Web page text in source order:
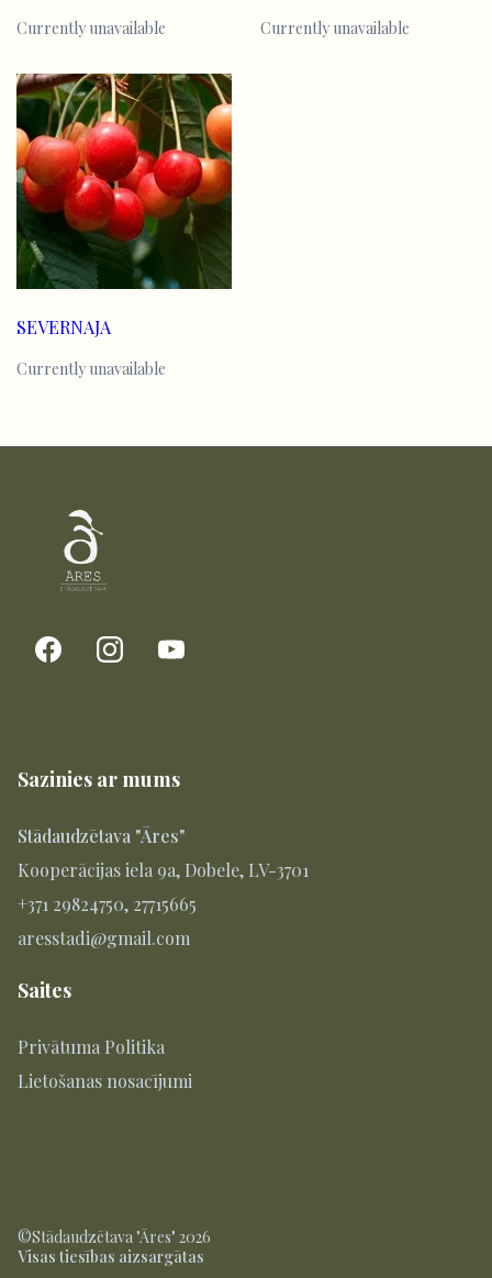
Currently unavailable Currently unavailable
SEVERNAJA
Currently unavailable
Sazinies ar mums
Stādaudzētava "Āres"
Kooperācijas iela 9a, Dobele, LV-3701
+371 29824750, 27715665
aresstadi@gmail.com
Saites
Privātuma Politika
Lietošanas nosacījumi
©Stādaudzētava "Āres" 2026
Visas tiesības aizsargātas